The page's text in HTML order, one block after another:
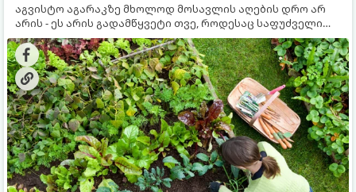
აგვისტო აგარაკზე მხოლოდ მოსავლის აღების დრო არ
არის - ეს არის გადამწყვეტი თვე, როდესაც საფუძველი
ეყრება მომავალი წლის მოსავალს და ბაღი მზადდება
შემოდგომა-ზამთრის სეზონისთვის. იმისათვის, რომ
ნიადაგმა ენერგია აღიდგინოს, ხოლო მცენარეებმა
ზამთარს გაუძლონ, აგვისტოს ბოლომდე 5
მნიშვნელოვანი საქმის გაკეთება უნდა მოასწროთ: